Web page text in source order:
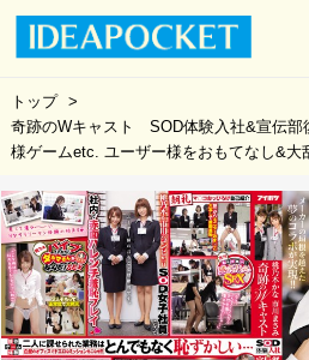
トップ
奇跡のWキャスト SOD体験入社&宣伝
様ゲームetc. ユーザー様をおもてなし&大